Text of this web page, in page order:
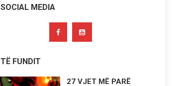
SOCIAL MEDIA
TË FUNDIT
27 VJET MË PARË